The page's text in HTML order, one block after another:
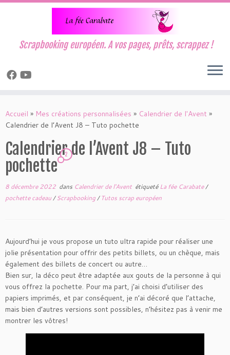
au
contenu
Scrapbooking européen. A vos pages, prêts, scrappez !
Accueil » Mes créations personnalisées » Calendrier de l'Avent »
Calendrier de l’Avent J8 – Tuto pochette
Calendrier de l’Avent J8 – Tuto
pochette
2
8 décembre 2022 dans Calendrier de l'Avent étiqueté La fée Carabate/
pochette cadeau/Scrapbooking/Tutos scrap européen
Aujourd’hui je vous propose un tuto ultra rapide pour réaliser une
jolie présentation pour offrir des petits billets, ou un chèque, mais
également des billets de concert ou autre…
Bien sur, la déco peut être adaptée aux gouts de la personne à qui
vous offrez la pochette. Pour ma part, j’ai choisi d’utiliser des
papiers imprimés, et par conséquent, je n’ai décoré que l’attache,
mais bien d’autres versions sont possibles, n’hésitez pas à venir me
montrer les vôtres!